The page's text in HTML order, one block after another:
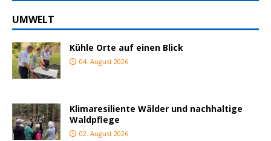
UMWELT
Kühle Orte auf einen Blick
04. August 2026
Klimaresiliente Wälder und nachhaltige
Waldpflege
02. August 2026